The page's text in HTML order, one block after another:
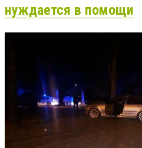
нуждается в помощи